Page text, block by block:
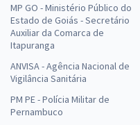
MP GO - Ministério Público do
Estado de Goiás - Secretário
Auxiliar da Comarca de
Itapuranga
ANVISA - Agência Nacional de
Vigilância Sanitária
PM PE - Polícia Militar de
Pernambuco